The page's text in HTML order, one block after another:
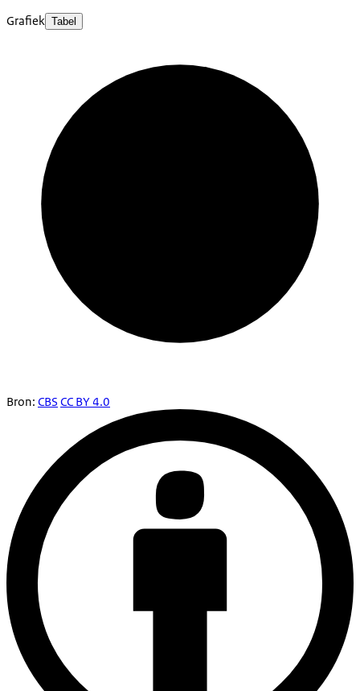
Grafiek Tabel
Bron: CBS CC BY 4.0